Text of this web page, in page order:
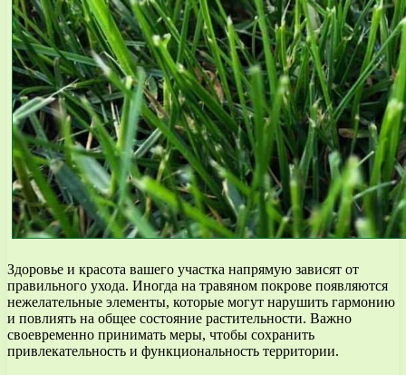
Здоровье и красота вашего участка напрямую зависят от
правильного ухода. Иногда на травяном покрове появляются
нежелательные элементы, которые могут нарушить гармонию
и повлиять на общее состояние растительности. Важно
своевременно принимать меры, чтобы сохранить
привлекательность и функциональность территории.